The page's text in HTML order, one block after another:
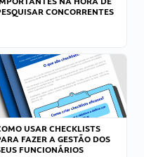
CONCORRENTES
USAR CHECKLISTS
FAZER A GESTÃO DOS
FUNCIONÁRIOS